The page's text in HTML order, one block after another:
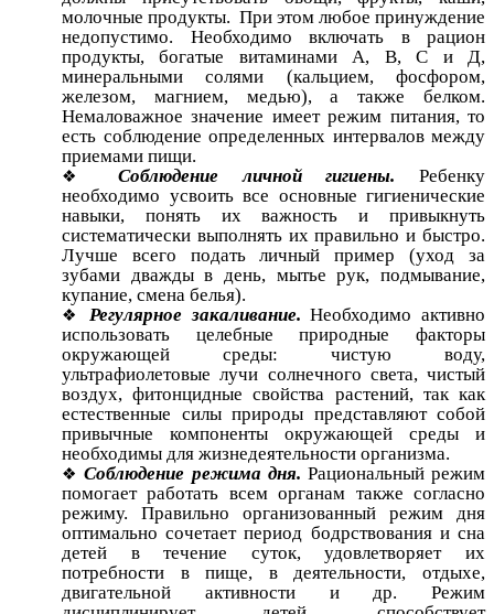
молочные продукты. При этом любое принуждение
недопустимо. Необходимо включать в рацион
продукты, богатые витаминами А, В, С и Д,
минеральными солями (кальцием, фосфором,
железом, магнием, медью), а также белком.
Немаловажное значение имеет режим питания, то
есть соблюдение определенных интервалов между
приемами пищи.
Соблюдение личной гигиены.Ребенку
необходимо усвоить все основные гигиенические
навыки, понять их важность и привыкнуть
систематически выполнять их правильно и быстро.
Лучше всего подать личный пример (уход за
зубами дважды в день, мытье рук, подмывание,
купание, смена белья).
Регулярное закаливание.Необходимо активно
использовать целебные природные факторы
окружающей среды: чистую воду,
ультрафиолетовые лучи солнечного света, чистый
воздух, фитонцидные свойства растений, так как
естественные силы природы представляют собой
привычные компоненты окружающей среды и
необходимы для жизнедеятельности организма.
Соблюдение режима дня. Рациональный режим
помогает работать всем органам также согласно
режиму. Правильно организованный режим дня
оптимально сочетает период бодрствования и сна
детей в течение суток, удовлетворяет их
потребности в пище, в деятельности, отдыхе,
двигательной активности и др. Режим